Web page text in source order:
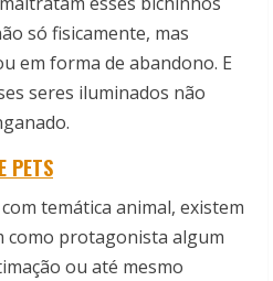
só fisicamente, mas
em forma de abandono. E
seres iluminados não
PETS
temática animal, existem
como protagonista algum
ou até mesmo